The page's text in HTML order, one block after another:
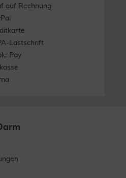
auf Rechnung
Lastschrift
Pay